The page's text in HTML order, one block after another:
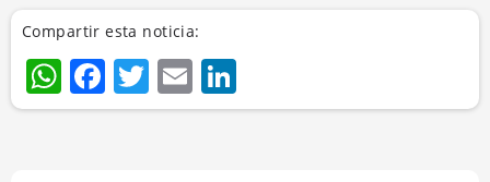
Compartir esta noticia:
WhatsApp
Facebook
Twitter
Email